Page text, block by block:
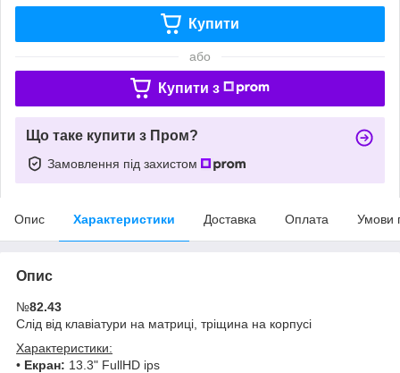
Купити
або
Купити з
Що таке купити з Пром?
Замовлення під захистом
Опис Характеристики Доставка Оплата Умови
Опис
№82.43
Слід від клавіатури на матриці, тріщина на корпусі
Характеристики:
• Екран: 13.3" FullHD ips